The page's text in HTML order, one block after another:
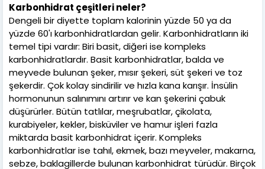
Karbonhidrat çeşitleri neler?
Dengeli bir diyette toplam kalorinin yüzde 50 ya da
yüzde 60'ı karbonhidratlardan gelir. Karbonhidratların iki
temel tipi vardır: Biri basit, diğeri ise kompleks
karbonhidratlardır. Basit karbonhidratlar, balda ve
meyvede bulunan şeker, mısır şekeri, süt şekeri ve toz
şekerdir. Çok kolay sindirilir ve hızla kana karışır. İnsülin
hormonunun salınımını artırır ve kan şekerini çabuk
düşürürler. Bütün tatlılar, meşrubatlar, çikolata,
kurabiyeler, kekler, bisküviler ve hamur işleri fazla
miktarda basit karbonhidrat içerir. Kompleks
karbonhidratlar ise tahıl, ekmek, bazı meyveler, makarna,
sebze, baklagillerde bulunan karbonhidrat türüdür. Birçok